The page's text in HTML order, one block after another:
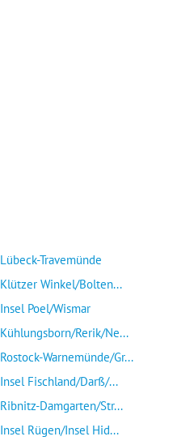
Lübeck-Travemünde
Klützer Winkel/Bolten...
Insel Poel/Wismar
Kühlungsborn/Rerik/Ne...
Rostock-Warnemünde/Gr...
Insel Fischland/Darß/...
Ribnitz-Damgarten/Str...
Insel Rügen/Insel Hid...